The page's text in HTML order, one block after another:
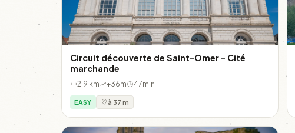
Circuit découverte de Saint-Omer - Cité
marchande
2.9 km +36m 47min
EASY à 37 m